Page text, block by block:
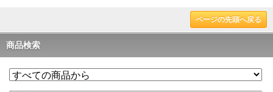
ページの先頭へ戻る
商品検索